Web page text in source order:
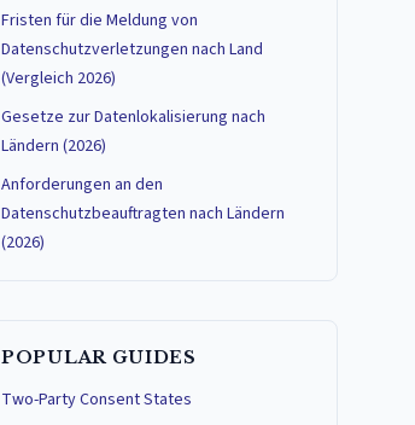
Fristen für die Meldung von
Datenschutzverletzungen nach Land
(Vergleich 2026)
Gesetze zur Datenlokalisierung nach
Ländern (2026)
Anforderungen an den
Datenschutzbeauftragten nach Ländern
(2026)
POPULAR GUIDES
Two-Party Consent States